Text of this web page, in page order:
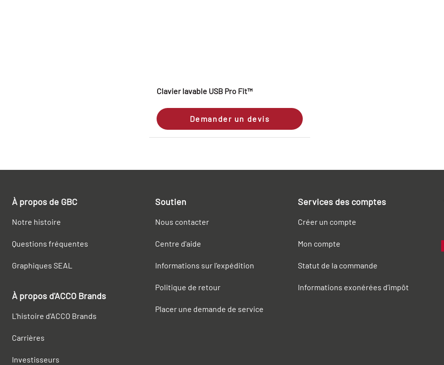
Clavier lavable USB Pro Fit™
Demander un devis
À propos de GBC
Notre histoire
Questions fréquentes
Graphiques SEAL
À propos d'ACCO Brands
L'histoire d'ACCO Brands
Carrières
Investisseurs
Soutien
Nous contacter
Centre d'aide
Informations sur l'expédition
Politique de retour
Placer une demande de service
Services des comptes
Créer un compte
Mon compte
Statut de la commande
Informations exonérées d’impôt